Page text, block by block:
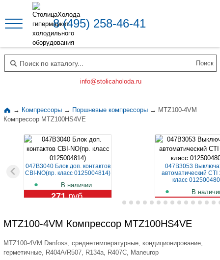
8 (495) 258-46-41
Поиск по каталогу
info@stolicaholoda.ru
→ Компрессоры → Поршневые компрессоры → MTZ100-4VM
Компрессор MTZ100HS4VE
047B3040 Блок доп. контактов
CBI-NO(пр. класс 0125004814)
В наличии
271руб.
047B3053
автоматический CTI
класс
В
1 119 руб.
MTZ100-4VM Компрессор MTZ100HS4VE
MTZ100-4VM Danfoss, среднетемпературные, кондиционирование,
герметичные, R404A/R507, R134a, R407C, Maneurop